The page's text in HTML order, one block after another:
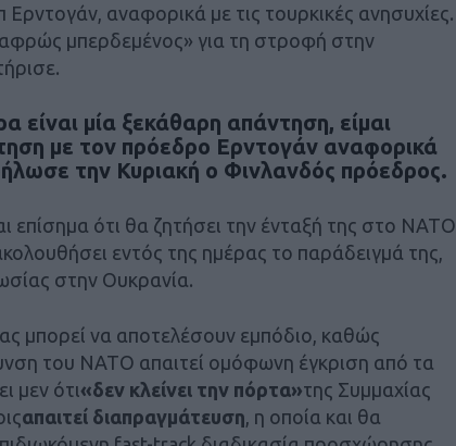
αναφορικά με τις τουρκικές ανησυχίες.
μπερδεμένος» για τη στροφή στην
είναι μία ξεκάθαρη απάντηση, είμαι
με τον πρόεδρο Ερντογάν αναφορικά
την Κυριακή ο Φινλανδός πρόεδρος.
επίσημα ότι θα ζητήσει την ένταξή της στο ΝΑΤΟ
εντός της ημέρας το παράδειγμά της,
στην Ουκρανία.
μπορεί να αποτελέσουν εμπόδιο, καθώς
του ΝΑΤΟ απαιτεί ομόφωνη έγκριση από τα
μεν ότι«δεν κλείνει την πόρτα»της Συμμαχίας
απαιτεί διαπραγμάτευση , η οποία και θα